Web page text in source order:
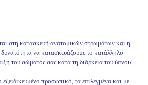
στη κατασκευή ανατομικών στρωμάτων και η
δυνατότητα να κατασκευάζουμε το κατάλληλο
του σώματός σας κατά τη διάρκεια του ύπνου.
προσωπικό, τα επιλεγμένα και με